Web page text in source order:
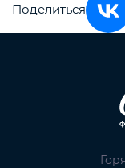
Поделиться